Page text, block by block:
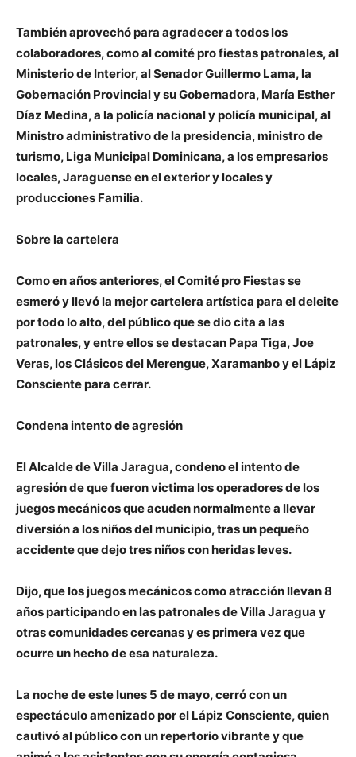
También aprovechó para agradecer a todos los
colaboradores, como al comité pro fiestas patronales, al
Ministerio de Interior, al Senador Guillermo Lama, la
Gobernación Provincial y su Gobernadora, María Esther
Díaz Medina, a la policía nacional y policía municipal, al
Ministro administrativo de la presidencia, ministro de
turismo, Liga Municipal Dominicana, a los empresarios
locales, Jaraguense en el exterior y locales y
producciones Familia.
Sobre la cartelera
Como en años anteriores, el Comité pro Fiestas se
esmeró y llevó la mejor cartelera artística para el deleite
por todo lo alto, del público que se dio cita a las
patronales, y entre ellos se destacan Papa Tiga, Joe
Veras, los Clásicos del Merengue, Xaramanbo y el Lápiz
Consciente para cerrar.
Condena intento de agresión
El Alcalde de Villa Jaragua, condeno el intento de
agresión de que fueron victima los operadores de los
juegos mecánicos que acuden normalmente a llevar
diversión a los niños del municipio, tras un pequeño
accidente que dejo tres niños con heridas leves.
Dijo, que los juegos mecánicos como atracción llevan 8
años participando en las patronales de Villa Jaragua y
otras comunidades cercanas y es primera vez que
ocurre un hecho de esa naturaleza.
La noche de este lunes 5 de mayo, cerró con un
espectáculo amenizado por el Lápiz Consciente, quien
cautivó al público con un repertorio vibrante y que